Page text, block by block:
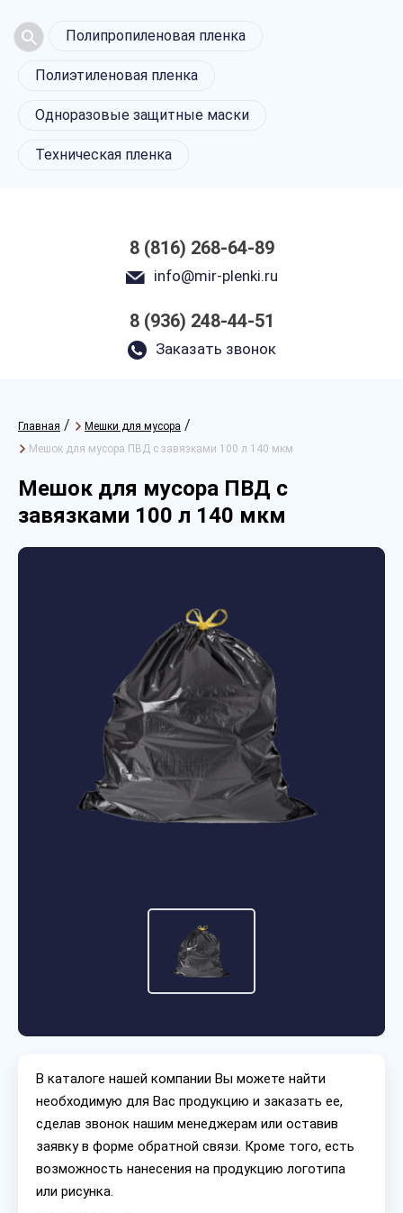
Полипропиленовая пленка
Полиэтиленовая пленка
Одноразовые защитные маски
Техническая пленка
8 (816) 268-64-89
info@mir-plenki.ru
8 (936) 248-44-51
Заказать звонок
Главная / Мешки для мусора /
Мешок для мусора ПВД с завязками 100 л 140 мкм
Мешок для мусора ПВД с
завязками 100 л 140 мкм
В каталоге нашей компании Вы можете найти
необходимую для Вас продукцию и заказать ее,
сделав звонок нашим менеджерам или оставив
заявку в форме обратной связи. Кроме того, есть
возможность нанесения на продукцию логотипа
или рисунка.